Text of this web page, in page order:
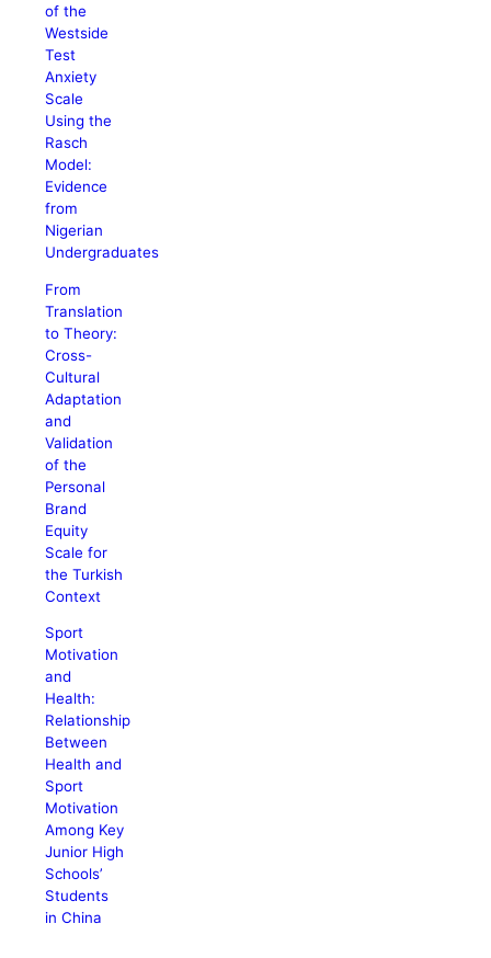
of the
Westside
Test
Anxiety
Scale
Using the
Rasch
Model:
Evidence
from
Nigerian
Undergraduates
From
Translation
to Theory:
Cross-
Cultural
Adaptation
and
Validation
of the
Personal
Brand
Equity
Scale for
the Turkish
Context
Sport
Motivation
and
Health:
Relationship
Between
Health and
Sport
Motivation
Among Key
Junior High
Schools’
Students
in China